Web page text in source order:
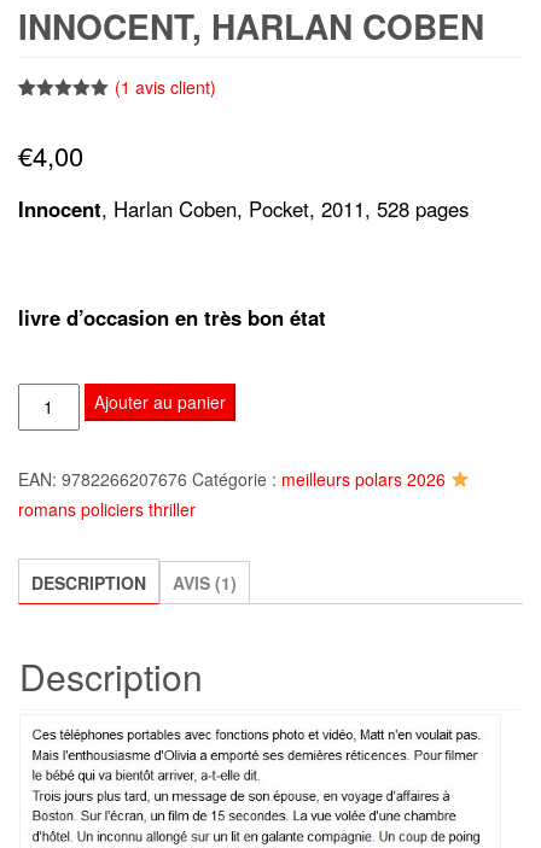
INNOCENT, HARLAN COBEN
basé sur
notation
(1 avis client)
€4,00
Innocent, Harlan Coben, Pocket, 2011, 528 pages
livre d’occasion en très bon état
quantité
de
Harlan
Coben
Ajouter au panier
EAN: 9782266207676 Catégorie : meilleurs polars 2026
romans policiers thriller
DESCRIPTION AVIS (1)
Description